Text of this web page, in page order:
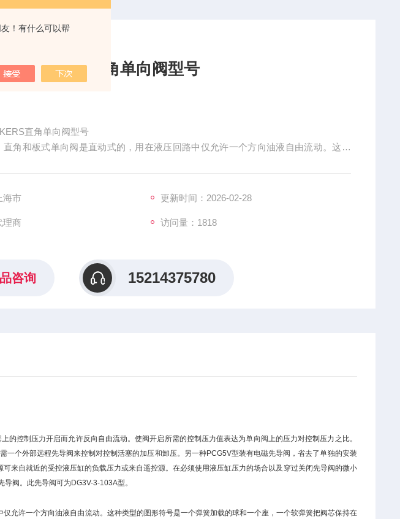
！有什么可以帮
VICKERS直角单向阀型号
直角单向阀型号
直角和板式单向阀是直动式的，用在液压回路中仅允许一个方向油液自由流动。这种
用于会引起冲击工况的高速流动。直通型设计用于冲击小的工况。直通单向阀能够作
海市 更新时间：2026-02-28
理商 访问量：1818
咨询 15214375780
的控制压力开启而允许反向自由流动。使阀开启所需的控制压力值表达为单向阀上的压力对控制压力之比。
一个外部远程先导阀来控制对控制活塞的加压和卸压。另一种PCG5V型装有电磁先导阀，省去了单独的安装
来自就近的受控液压缸的负载压力或来自遥控源。在必须使用液压缸压力的场合以及穿过关闭先导阀的微小
阀。此先导阀可为DG3V-3-103A型。
允许一个方向油液自由流动。这种类型的图形符号是一个弹簧加载的球和一个座，一个软弹簧把阀芯保持在